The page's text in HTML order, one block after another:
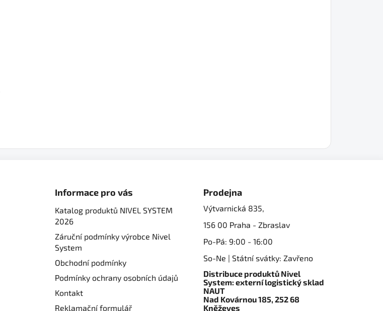
Informace pro vás
Katalog produktů NIVEL SYSTEM
2026
Záruční podmínky výrobce Nivel
System
Obchodní podmínky
Podmínky ochrany osobních údajů
Kontakt
Reklamační formulář
Prodejna
Výtvarnická 835,
156 00 Praha - Zbraslav
Po-Pá: 9:00 - 16:00
So-Ne | Státní svátky: Zavřeno
Distribuce produktů Nivel
System: externí logistický sklad
NAUT
Nad Kovárnou 185, 252 68
Kněževes